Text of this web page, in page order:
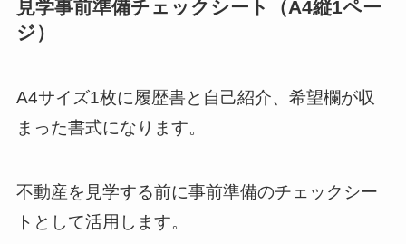
見学事前準備チェックシート（A4縦1ペー
ジ）
A4サイズ1枚に履歴書と自己紹介、希望欄が収
まった書式になります。
不動産を見学する前に事前準備のチェックシー
トとして活用します。